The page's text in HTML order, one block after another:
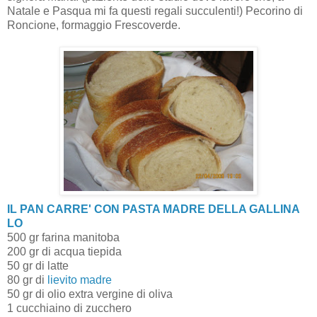
Natale e Pasqua mi fa questi regali succulenti!) Pecorino di
Roncione, formaggio Frescoverde.
IL PAN CARRE' CON PASTA MADRE DELLA GALLINA
LO
500 gr farina manitoba
200 gr di acqua tiepida
50 gr di latte
80 gr di lievito madre
50 gr di olio extra vergine di oliva
1 cucchiaino di zucchero